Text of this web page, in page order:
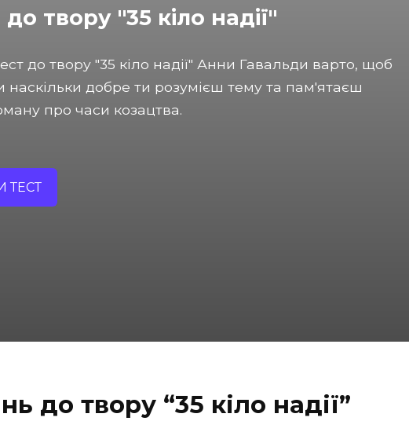
твору "35 кіло надії"
до твору "35 кіло надії" Анни Гавальди варто, щоб
наскільки добре ти розумієш тему та пам'ятаєш
про часи козацтва.
ТЕСТ
до твору “35 кіло надії”